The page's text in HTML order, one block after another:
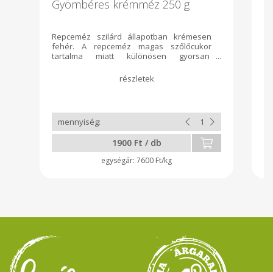
Gyömbéres krémméz 250 g
Repceméz szilárd állapotban krémesen
fehér. A repceméz magas szőlőcukor
tartalma miatt különösen gyorsan
könnyen kezelhető, kenhető. A kiszerelés
pergetés utáni krémesítést követően
megmarad. Fogyasztása
gyomorsavtúltengés és vérszegénység
esetén javasolt. Szárított gyömbérport
használok a mézhez. Gyömbér jótékony
hatásai: kiváló immunerősítő, és
emésztőrendszert karban tartó növény.
1900 Ft / db
7600 Ft/kg